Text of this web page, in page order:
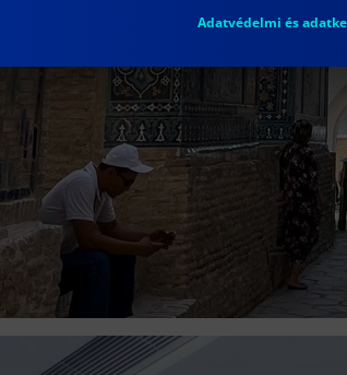
Summer School at
Bővebben
18.05.2023.
Adatvédelmi és